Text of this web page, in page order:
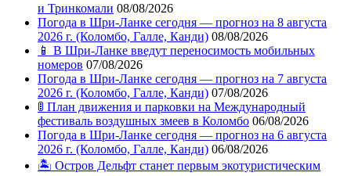
и Тринкомали 08/08/2026
Погода в Шри-Ланке сегодня — прогноз на 8 августа
2026 г. (Коломбо, Галле, Канди) 08/08/2026
📱 В Шри-Ланке введут переносимость мобильных
номеров 07/08/2026
Погода в Шри-Ланке сегодня — прогноз на 7 августа
2026 г. (Коломбо, Галле, Канди) 07/08/2026
🚦 План движения и парковки на Международный
фестиваль воздушных змеев в Коломбо 06/08/2026
Погода в Шри-Ланке сегодня — прогноз на 6 августа
2026 г. (Коломбо, Галле, Канди) 06/08/2026
🏝️ Остров Дельфт станет первым экотуристическим